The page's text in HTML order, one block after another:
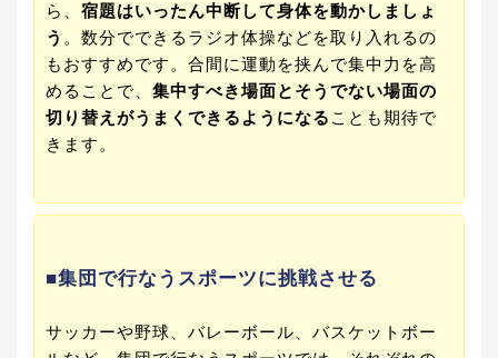
ら、 宿題はいったん中断して身体を動かしましょ
う 。数分でできるラジオ体操などを取り入れるの
もおすすめです。合間に運動を挟んで集中力を高
めることで、 集中すべき場面とそうでない場面の
切り替えがうまくできるようになる ことも期待で
きます。
■集団で行なうスポーツに挑戦させる
サッカーや野球、バレーボール、バスケットボー